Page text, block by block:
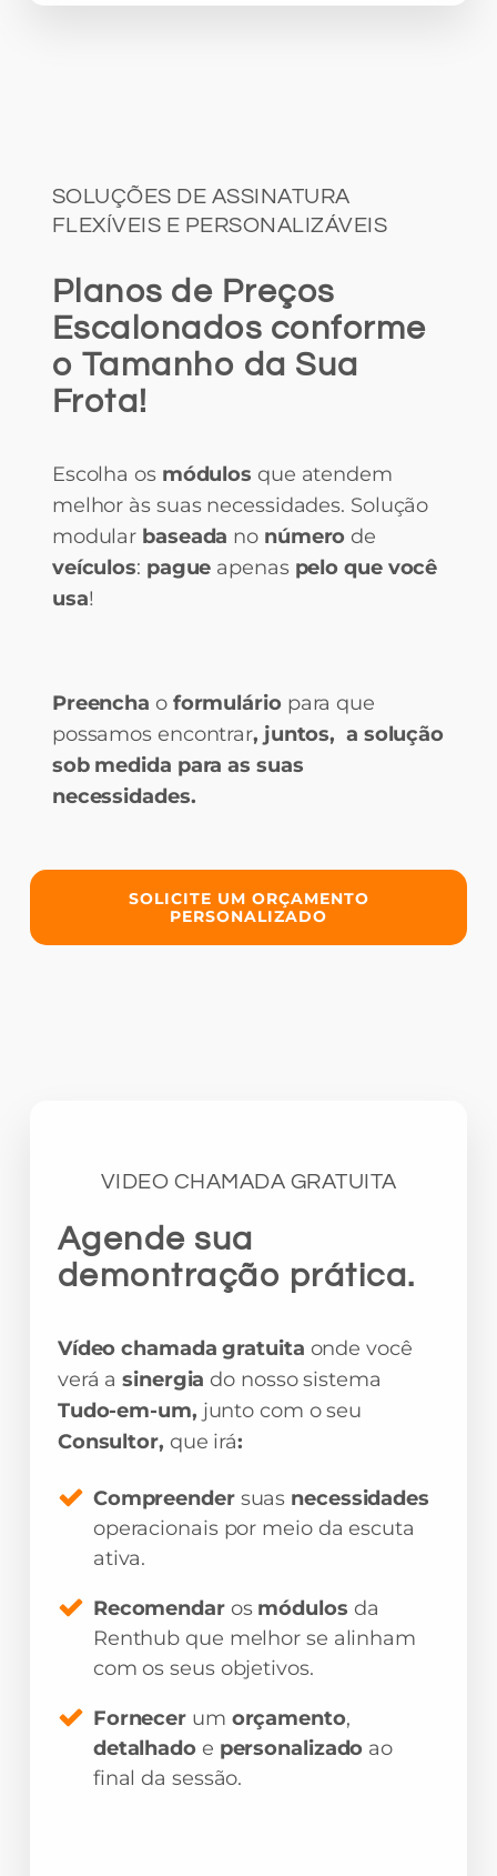
SOLUÇÕES DE ASSINATURA
FLEXÍVEIS E PERSONALIZÁVEIS
Planos de Preços
Escalonados conforme
o Tamanho da Sua
Frota!
Escolha osmódulos que atendem
melhor às suas necessidades. Solução
modular baseada no número de
veículos: pague apenas pelo que você
usa!
Preencha o formulário para que
possamos encontrar, juntos, a solução
sob medida para as suas
necessidades.
SOLICITE UM ORÇAMENTO
PERSONALIZADO
VIDEO CHAMADA GRATUITA
Agende sua
demontração prática.
Vídeo chamada gratuita onde você
verá a sinergiado nosso sistema
Tudo-em-um, junto com o seu
Consultor, que irá:
Compreender suas necessidades
operacionais por meio da escuta
ativa.
Recomendar osmódulos da
Renthub que melhor se alinham
com os seus objetivos.
Fornecer um orçamento,
detalhadoe personalizado ao
final da sessão.